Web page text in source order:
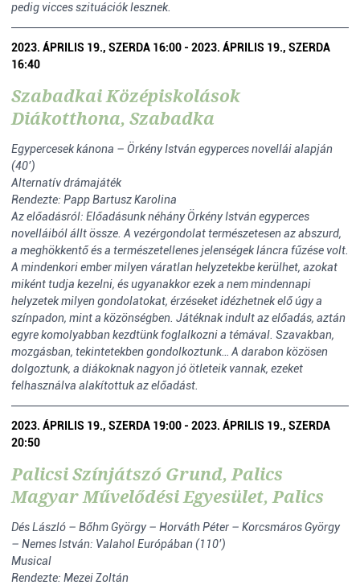
pedig vicces szituációk lesznek.
2023. ÁPRILIS 19., SZERDA 16:00 - 2023. ÁPRILIS 19., SZERDA
16:40
Szabadkai Középiskolások
Diákotthona, Szabadka
Egypercesek kánona – Örkény István egyperces novellái alapján
(40’)
Alternatív drámajáték
Rendezte: Papp Bartusz Karolina
Az előadásról: Előadásunk néhány Örkény István egyperces
novelláiból állt össze. A vezérgondolat természetesen az abszurd,
a meghökkentő és a természetellenes jelenségek láncra fűzése volt.
A mindenkori ember milyen váratlan helyzetekbe kerülhet, azokat
miként tudja kezelni, és ugyanakkor ezek a nem mindennapi
helyzetek milyen gondolatokat, érzéseket idézhetnek elő úgy a
színpadon, mint a közönségben. Játéknak indult az előadás, aztán
egyre komolyabban kezdtünk foglalkozni a témával. Szavakban,
mozgásban, tekintetekben gondolkoztunk… A darabon közösen
dolgoztunk, a diákoknak nagyon jó ötleteik vannak, ezeket
felhasználva alakítottuk az előadást.
2023. ÁPRILIS 19., SZERDA 19:00 - 2023. ÁPRILIS 19., SZERDA
20:50
Palicsi Színjátszó Grund, Palics
Magyar Művelődési Egyesület, Palics
Dés László – Bőhm György – Horváth Péter – Korcsmáros György
– Nemes István: Valahol Európában (110’)
Musical
Rendezte: Mezei Zoltán